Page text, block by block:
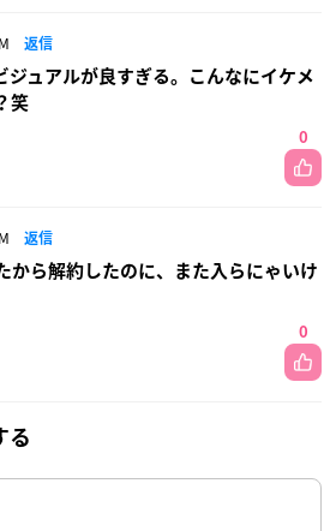
返信
ジュアルが良すぎる。こんなにイケメ
笑
0
返信
から解約したのに、また入らにゃいけ
0
る